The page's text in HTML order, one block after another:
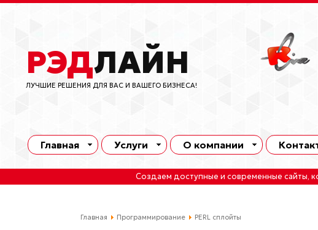
РЭДЛАЙН
ЛУЧШИЕ РЕШЕНИЯ ДЛЯ ВАС И ВАШЕГО БИЗНЕСА!
Главная Услуги О компании
Создаем доступные и современные сайты,
Главная Программирование PERL сплойты